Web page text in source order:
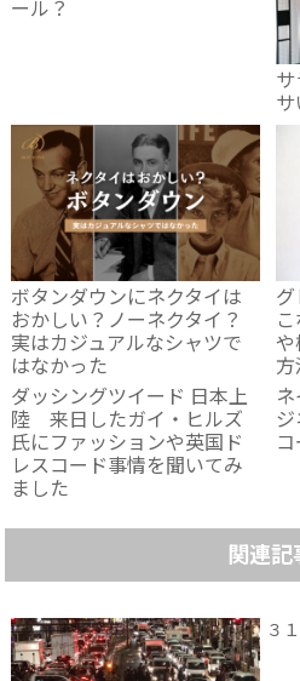
ール？
サ
サ
ボタンダウンにネクタイは
おかしい？ノーネクタイ？
実はカジュアルなシャツで
はなかった
グ
や
方
ダッシングツイード 日本上
陸 来日したガイ・ヒルズ
氏にファッションや英国ド
レスコード事情を聞いてみ
ました
ジ
コ
関連記
３